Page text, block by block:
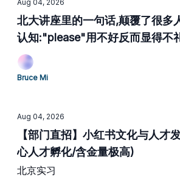
Aug 04, 2026
北大讲座里的一句话,颠覆了很多
认知:"please"用不好反而显得不
Bruce Mi
Aug 04, 2026
【部门直招】小红书文化与人才
心人才孵化/含金量极高)
北京实习